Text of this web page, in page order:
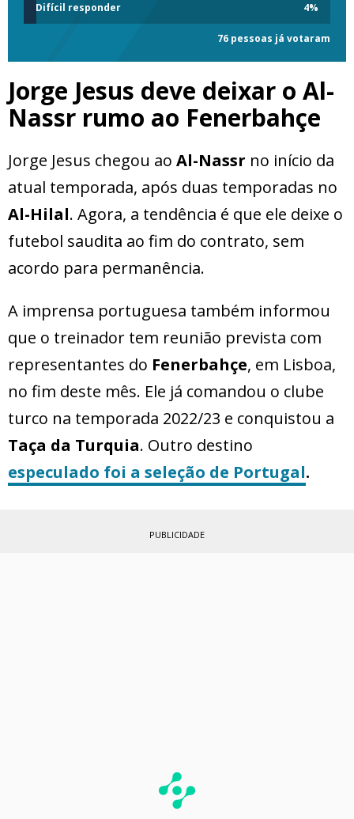
Difícil responder 4%
76 pessoas já votaram
Jorge Jesus deve deixar o Al-
Nassr rumo ao Fenerbahçe
Jorge Jesus chegou ao Al-Nassr no início da
atual temporada, após duas temporadas no
Al-Hilal. Agora, a tendência é que ele deixe o
futebol saudita ao fim do contrato, sem
acordo para permanência.
A imprensa portuguesa também informou
que o treinador tem reunião prevista com
representantes do Fenerbahçe, em Lisboa,
no fim deste mês. Ele já comandou o clube
turco na temporada 2022/23 e conquistou a
Taça da Turquia. Outro destino
especulado foi a seleção de Portugal.
PUBLICIDADE